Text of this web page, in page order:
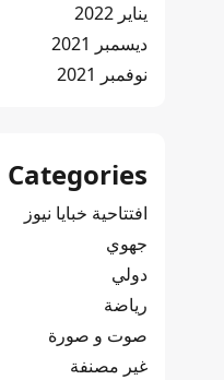
يناير 2022
ديسمبر 2021
نوفمبر 2021
Categories
افتتاحية خبايا نيوز
جهوي
دولي
رياضة
صوت و صورة
غير مصنفة